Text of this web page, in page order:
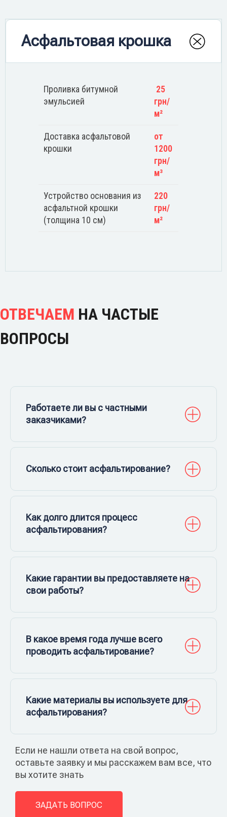
Асфальтовая крошка
Проливка битумной
эмульсией
25
грн/
м²
Доставка асфальтовой
крошки
от
1200
грн/
м³
Устройство основания из
асфальтной крошки
(толщина 10 см)
220
грн/
м²
ОТВЕЧАЕМ НА ЧАСТЫЕ
ВОПРОСЫ
Работаете ли вы с частными
заказчиками?
Сколько стоит асфальтирование?
Как долго длится процесс
асфальтирования?
Какие гарантии вы предоставляете на
свои работы?
В какое время года лучше всего
проводить асфальтирование?
Какие материалы вы используете для
асфальтирования?
Если не нашли ответа на свой вопрос,
оставьте заявку и мы расскажем вам все, что
вы хотите знать
ЗАДАТЬ ВОПРОС